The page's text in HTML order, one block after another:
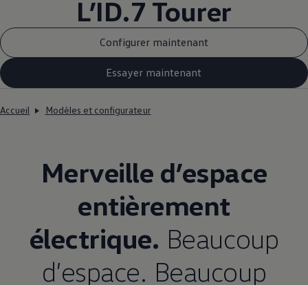
L’ID.7 Tourer
Configurer maintenant
Essayer maintenant
Accueil Modèles et configurateur
Merveille d’espace
entièrement
électrique. Beaucoup
d’espace. Beaucoup